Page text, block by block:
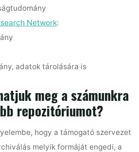
Network:
adatok tárolására is
meg a számunkra
repozitóriumot?
hogy a támogató szervezet
melyik formáját engedi, a